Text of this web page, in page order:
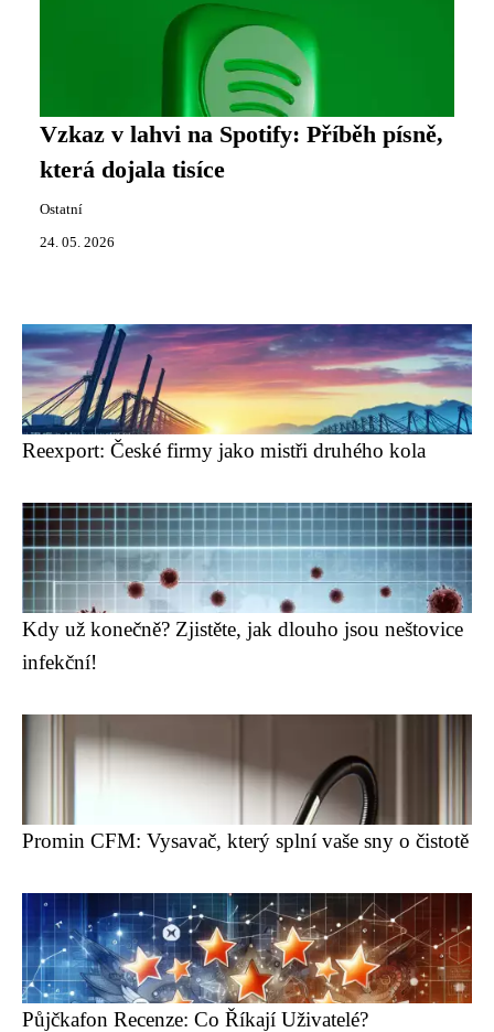
Vzkaz v lahvi na Spotify: Příběh písně,
která dojala tisíce
Ostatní
24. 05. 2026
Reexport: České firmy jako mistři druhého kola
Kdy už konečně? Zjistěte, jak dlouho jsou neštovice
infekční!
Promin CFM: Vysavač, který splní vaše sny o čistotě
Půjčkafon Recenze: Co Říkají Uživatelé?